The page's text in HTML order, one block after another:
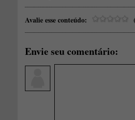
Avalie esse conteúdo:
Envie seu comentário: